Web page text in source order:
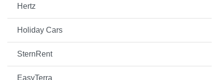
Hertz
Holiday Cars
SternRent
EasyTerra